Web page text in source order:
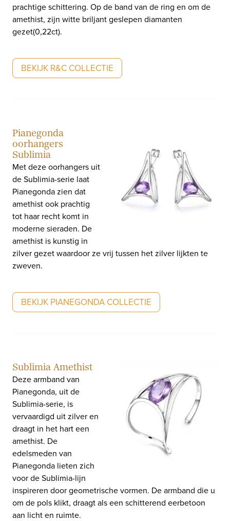
prachtige schittering. Op de band van de ring en om de
amethist, zijn witte briljant geslepen diamanten
gezet(0,22ct).
BEKIJK R&C COLLECTIE
Pianegonda
oorhangers
Sublimia
Met deze oorhangers uit
de Sublimia-serie laat
Pianegonda zien dat
amethist ook prachtig
tot haar recht komt in
moderne sieraden. De
amethist is kunstig in
zilver gezet waardoor ze vrij tussen het zilver lijkten te
zweven.
BEKIJK PIANEGONDA COLLECTIE
Sublimia Amethist
Deze armband van
Pianegonda, uit de
Sublimia-serie, is
vervaardigd uit zilver en
draagt in het hart een
amethist. De
edelsmeden van
Pianegonda lieten zich
voor de Sublimia-lijn
inspireren door geometrische vormen. De armband die u
om de pols klikt, draagt als een schitterend eerbetoon
aan licht en ruimte.